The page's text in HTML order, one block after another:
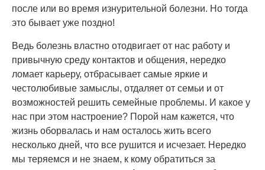
после или во время изнурительной болезни. Но тогда
это бывает уже поздно!
Ведь болезнь властно отодвигает от нас работу и
привычную среду контактов и общения, нередко
ломает карьеру, отбрасывает самые яркие и
честолюбивые замыслы, отдаляет от семьи и от
возможностей решить семейные проблемы. И какое у
нас при этом настроение? Порой нам кажется, что
жизнь оборвалась и нам осталось жить всего
несколько дней, что все рушится и исчезает. Нередко
мы теряемся и не знаем, к кому обратиться за